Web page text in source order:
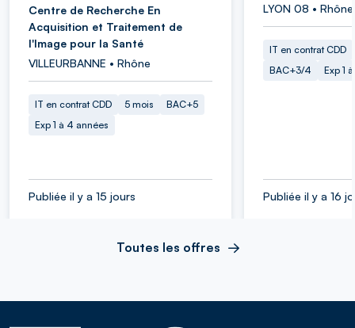
Centre de Recherche En
Acquisition et Traitement de
l'Image pour la Santé
VILLEURBANNE • Rhône
IT en contrat CDD 5 mois
BAC+5
Exp 1 à 4 années
Publiée il y a 15 jours
LYON 08 • Rhône
IT en contrat CDD
BAC+3/4
Exp 1
Publiée il y a 16
Toutes les offres